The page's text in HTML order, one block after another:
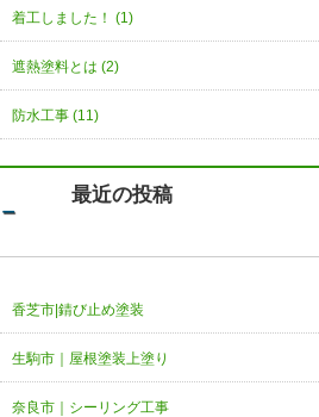
着工しました！ (1)
遮熱塗料とは (2)
防水工事 (11)
最近の投稿
香芝市|錆び止め塗装
生駒市｜屋根塗装上塗り
奈良市｜シーリング工事